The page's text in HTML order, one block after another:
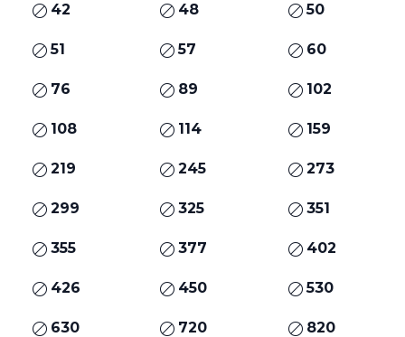
42 48 50
51 57 60
76 89 102
108 114 159
219 245 273
299 325 351
355 377 402
426 450 530
630 720 820